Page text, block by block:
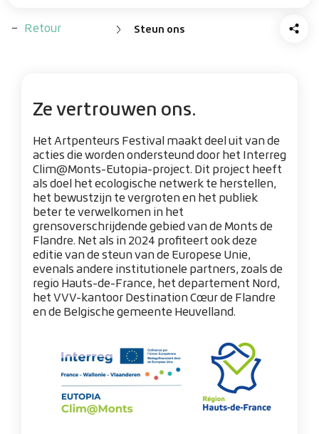
Home Steun ons
Ze vertrouwen ons.
Het Artpenteurs Festival maakt deel uit van de
acties die worden ondersteund door het Interreg
Clim@Monts-Eutopia-project. Dit project heeft
als doel het ecologische netwerk te herstellen,
het bewustzijn te vergroten en het publiek
beter te verwelkomen in het
grensoverschrijdende gebied van de Monts de
Flandre. Net als in 2024 profiteert ook deze
editie van de steun van de Europese Unie,
evenals andere institutionele partners, zoals de
regio Hauts-de-France, het departement Nord,
het VVV-kantoor Destination Cœur de Flandre
en de Belgische gemeente Heuvelland.